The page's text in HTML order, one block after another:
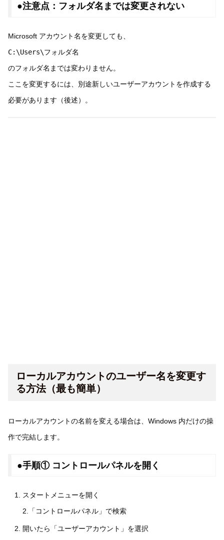
●注意点：フォルダ名までは変更されない
Microsoft アカウント名を変更しても、
C:\Users\フォルダ名
のフォルダ名までは変わりません。
ここを変更するには、別途新しいユーザーアカウントを作成する
必要があります（後述）。
ローカルアカウントのユーザー名を変更す
る方法（最も簡単）
ローカルアカウントの名前を変える場合は、Windows 内だけの操
作で完結します。
●手順① コントロールパネルを開く
スタートメニューを開く
2.「コントロールパネル」で検索
開いたら「ユーザーアカウント」を選択